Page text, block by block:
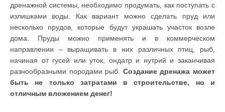
дренажной системы, необходимо продумать, как поступать с
излишками воды. Как вариант можно сделать пруд или
несколько прудов, которые будут украшать участок возле
дома. Пруды можно применять и в коммерческом
направлении – выращивать в них различных птиц, рыб,
начиная от гусей или уток, ондатр и нутрий и заканчивая
разнообразными породами рыб. Создание дренажа может
быть не только затратами в строительстве, но и
отличным вложением денег!